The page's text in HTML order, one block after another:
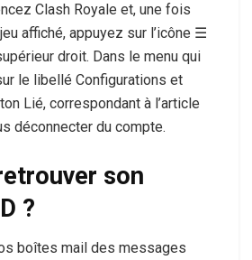
Clash Royale et, une fois
affiché, appuyez sur l’icône ☰
droit. Dans le menu qui
le libellé Configurations et
Lié, correspondant à l’article
déconnecter du compte.
son
?
boîtes mail des messages